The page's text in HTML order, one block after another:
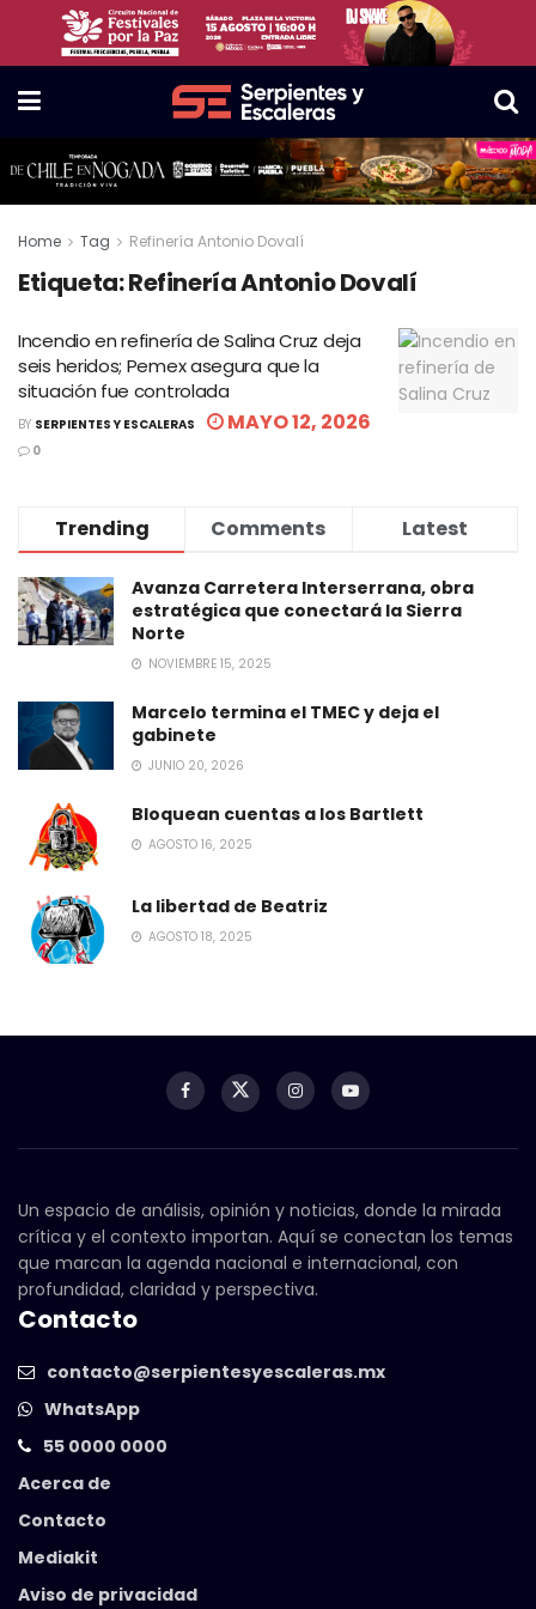
Home Tag Refinería Antonio Dovalí
Etiqueta:Refinería Antonio Dovalí
Incendio en refinería de Salina Cruz deja
seis heridos; Pemex asegura que la
situación fue controlada
BY SERPIENTES Y ESCALERAS MAYO 12, 2026
0
Trending Comments Latest
Avanza Carretera Interserrana, obra
estratégica que conectará la Sierra
Norte
NOVIEMBRE 15, 2025
Marcelo termina el TMEC y deja el
gabinete
JUNIO 20, 2026
Bloquean cuentas a los Bartlett
AGOSTO 16, 2025
La libertad de Beatriz
AGOSTO 18, 2025
Un espacio de análisis, opinión y noticias, donde la mirada
crítica y el contexto importan. Aquí se conectan los temas
que marcan la agenda nacional e internacional, con
profundidad, claridad y perspectiva.
Contacto
contacto@serpientesyescaleras.mx
WhatsApp
55 0000 0000
Acerca de
Contacto
Mediakit
Aviso de privacidad